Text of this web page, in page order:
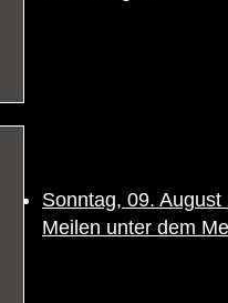
Sonntag, 09.
Meilen unter dem